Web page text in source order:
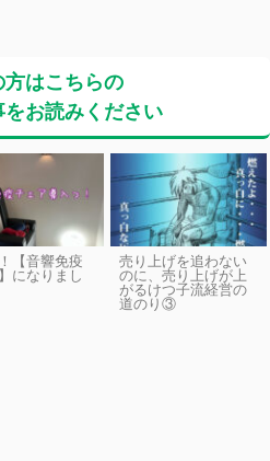
はこちらの
お読みください
【音響免疫
になりまし
売り上げを追わない
のに、売り上げが上
がるけつ子流経営の
道のり③